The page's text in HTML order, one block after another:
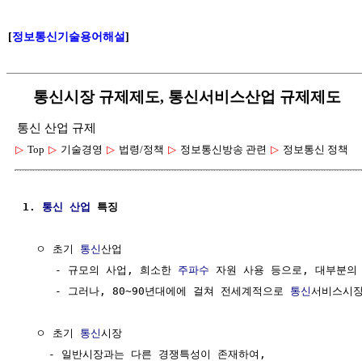
[정보통신기술용어해설]
통신시장 규제제도, 통신서비스산업 규제제도
통신 산업 규제
▷ Top ▷ 기술경영 ▷ 법령/정책 ▷ 정보통신방송 관련 ▷ 정보통신 정책
1. 통신 산업 특징
  ㅇ 초기
통신산업
     - 규모의 사업, 희소한
주파수 자원 사용 등으로, 대부분의
     - 그러나, 80~90년대에에 걸쳐 전세계적으로
통신서비스시
  ㅇ 초기
통신시장
    - 일반시장과는 다른 경쟁특성이 존재하여,